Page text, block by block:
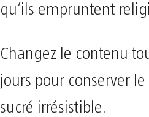
qu’ils empruntent
Changez le contenu
jours pour conserver le
sucré irrésistible.